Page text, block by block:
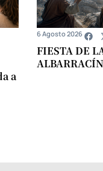
a
FIESTA DE
ALBARRACÍN
6 Agosto 2026